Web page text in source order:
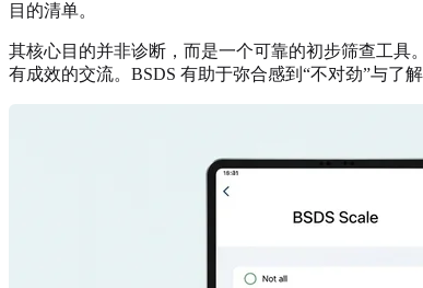
目的清单。
其核心目的并非诊断，而是一个可靠的初步筛查工
有成效的交流。BSDS 有助于弥合感到“不对劲”与了